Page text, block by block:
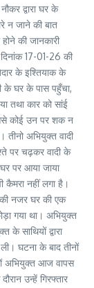
द्वारा घर के
न जाने की बात
की जानकारी
17-01-26 की
के इश्तियाक के
के घर के पास पहुँचा,
तथा कार को सांई
कोई उन पर शक न
अभियुक्त वादी
पर चढ़कर वादी के
पर आया जाया
कैमरा नहीं लगा है।
नजर घर की एक
गया था। अभियुक्त
साथियों द्वारा
घटना के बाद तीनों
अभियुक्त आज वापस
उन्हें गिरफ्तार